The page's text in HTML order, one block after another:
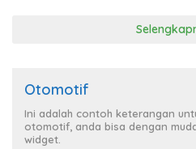
Otomotif
Ini adalah contoh keterangan
otomotif, anda bisa dengan
widget.